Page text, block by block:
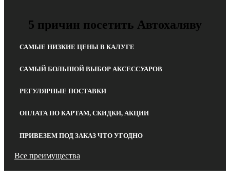
5 причин посетить Автохаляву
САМЫЕ НИЗКИЕ ЦЕНЫ В КАЛУГЕ
САМЫЙ БОЛЬШОЙ ВЫБОР АКСЕССУАРОВ
РЕГУЛЯРНЫЕ ПОСТАВКИ
ОПЛАТА ПО КАРТАМ, СКИДКИ, АКЦИИ
ПРИВЕЗЕМ ПОД ЗАКАЗ ЧТО УГОДНО
Все преимущества